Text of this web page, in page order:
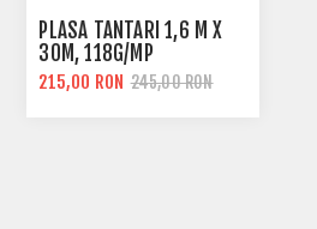
PLASA TANTARI 1,6 M X
30M, 118G/MP
215,00 RON 245,00 RON